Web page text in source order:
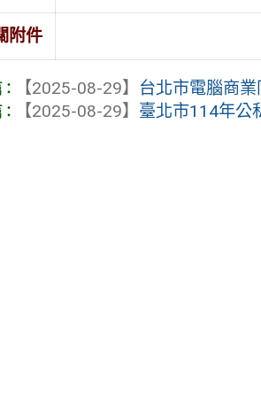
附件
【2025-08-29】 台北市電腦商
【2025-08-29】 臺北市114年公